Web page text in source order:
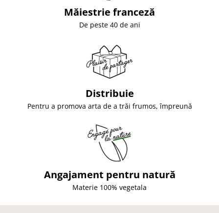
Măiestrie franceză
De peste 40 de ani
Distribuie
Pentru a promova arta de a trăi frumos, împreună
Angajament pentru natură
Materie 100% vegetala